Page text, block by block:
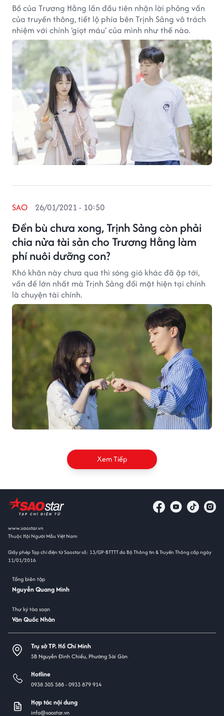
Bố của Trương Hằng lần đầu tiên nhận lời phỏng vấn
của truyền thông, tiết lộ phía bên Trịnh Sảng vô trách
nhiệm với chính 'giọt máu' của mình như thế nào.
Đền bù chưa xong, Trịnh Sảng còn phải
chia nửa tài sản cho Trương Hằng làm
phí nuôi dưỡng con?
SAO 26/01/2021 - 10:50
Khó khăn này chưa qua thì sóng gió khác đã ập tới,
vấn đề lớn nhất mà Trịnh Sảng đối mặt hiện tại chính
là chuyện tài chính.
Xem Tiếp
www.saostar.vn
Thuộc Hội Người Mẫu Việt Nam
Giấy phép Tạp chí điện tử Saostar số: 13/GP-BTTTT do Bộ Thông tin & Truyền Thông cấp ngày
11/01/2016
Tổng biên tập
Nguyễn Quang Minh
Thư ký tòa soạn
Văn Quốc Nhân
Trụ sở TP. Hồ Chí Minh
5B Nguyễn Đình Chiểu, Phường Sài Gòn
Hotline
0938 305 588 -0933 879 914
Hợp tác nội dung
info@saostar.vn